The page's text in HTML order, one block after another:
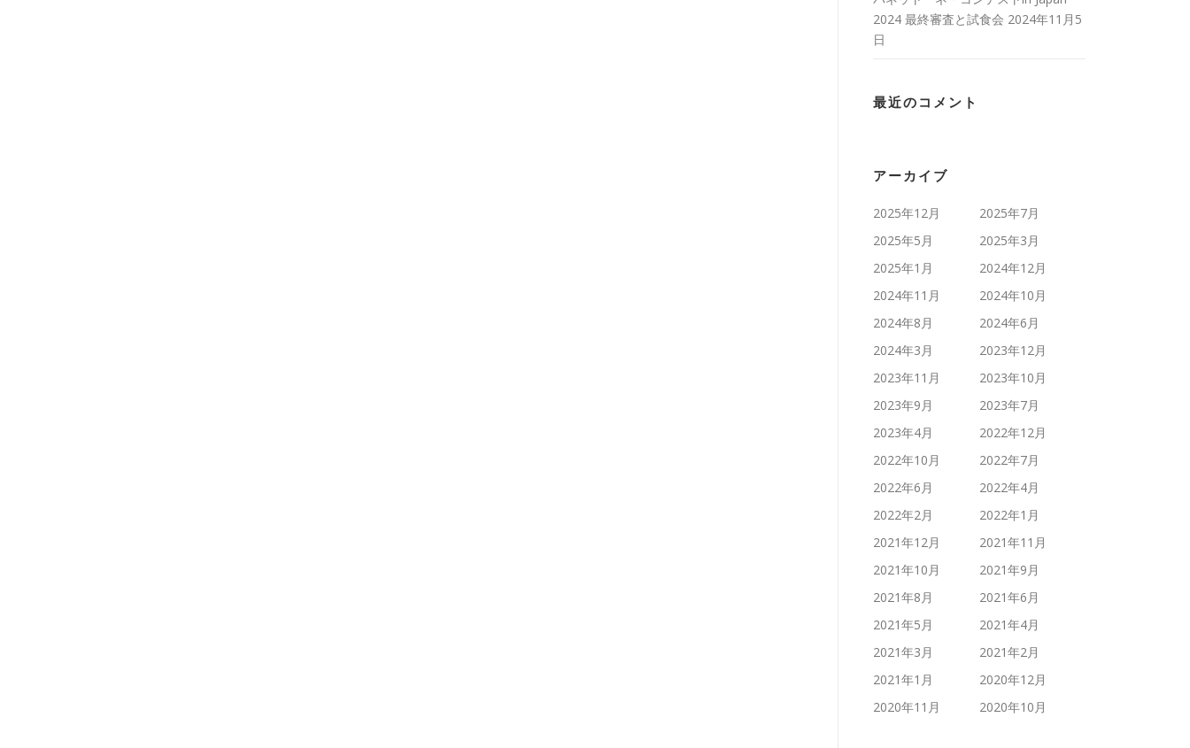
2024 最終審査と試食会 2024年11月5
日
最近のコメント
アーカイブ
2025年12月
2025年7月
2025年5月
2025年3月
2025年1月
2024年12月
2024年11月
2024年10月
2024年8月
2024年6月
2024年3月
2023年12月
2023年11月
2023年10月
2023年9月
2023年7月
2023年4月
2022年12月
2022年10月
2022年7月
2022年6月
2022年4月
2022年2月
2022年1月
2021年12月
2021年11月
2021年10月
2021年9月
2021年8月
2021年6月
2021年5月
2021年4月
2021年3月
2021年2月
2021年1月
2020年12月
2020年11月
2020年10月